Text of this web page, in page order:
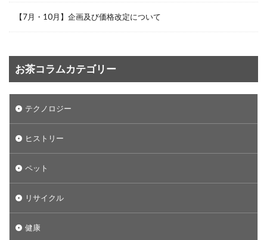
【7月・10月】企画及び価格改定について
お茶コラムカテゴリー
テクノロジー
ヒストリー
ペット
リサイクル
健康